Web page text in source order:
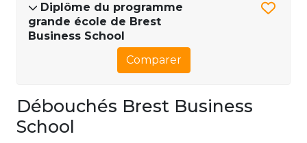
Diplôme du programme
grande école de Brest
Business School
Comparer
Débouchés Brest Business
School